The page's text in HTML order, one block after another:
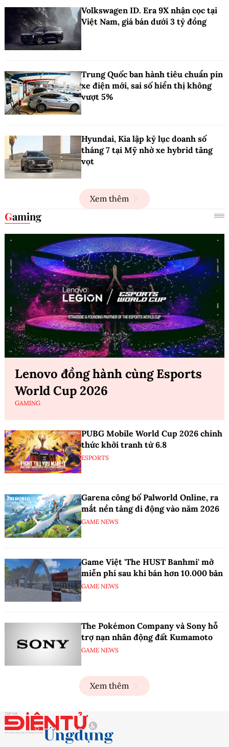
Volkswagen ID. Era 9X nhận cọc tại
Việt Nam, giá bán dưới 3 tỷ đồng
Trung Quốc ban hành tiêu chuẩn pin
xe điện mới, sai số hiển thị không
vượt 5%
Hyundai, Kia lập kỷ lục doanh số
tháng 7 tại Mỹ nhờ xe hybrid tăng
vọt
Xem thêm
Gaming
Lenovo đồng hành cùng Esports
World Cup 2026
GAMING
PUBG Mobile World Cup 2026 chính
thức khởi tranh từ 6.8
ESPORTS
Garena công bố Palworld Online, ra
mắt nền tảng di động vào năm 2026
GAME NEWS
Game Việt 'The HUST Banhmi' mở
miễn phí sau khi bán hơn 10.000 bản
GAME NEWS
The Pokémon Company và Sony hỗ
trợ nạn nhân động đất Kumamoto
GAME NEWS
Xem thêm